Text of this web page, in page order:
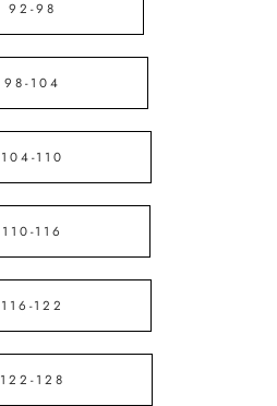
92-98
98-104
104-110
110-116
116-122
122-128